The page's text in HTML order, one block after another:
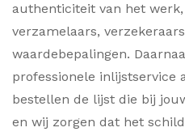
authenticiteit van het
verzamelaars,
waardebepalingen.
professionele inlijstservice
bestellen de lijst die bij
en wij zorgen dat het